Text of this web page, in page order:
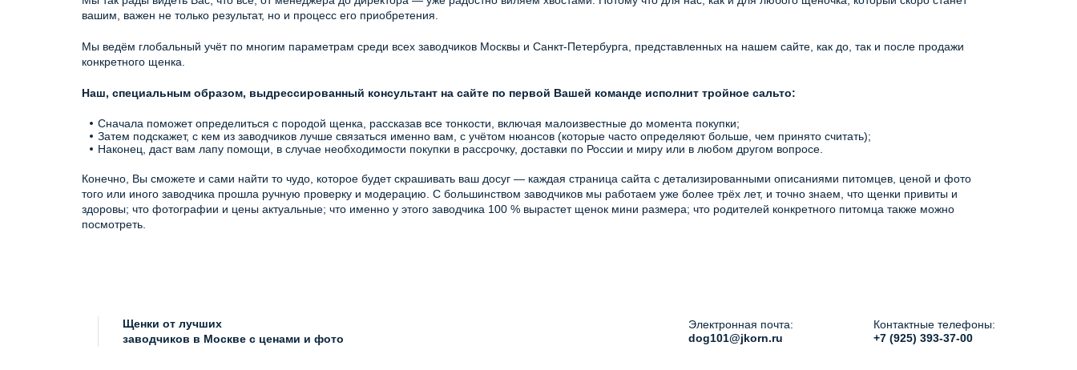
вашим, важен не только результат, но и процесс его приобретения.
Мы ведём глобальный учёт по многим параметрам среди всех заводчиков Москвы и Санкт-Петербурга, представленных на нашем сайте, как до, так и после продажи
конкретного щенка.
Наш, специальным образом, выдрессированный консультант на сайте по первой Вашей команде исполнит тройное сальто:
Сначала поможет определиться с породой щенка, рассказав все тонкости, включая малоизвестные до момента покупки;
Затем подскажет, с кем из заводчиков лучше связаться именно вам, с учётом нюансов (которые часто определяют больше, чем принято считать);
Наконец, даст вам лапу помощи, в случае необходимости покупки в рассрочку, доставки по России и миру или в любом другом вопросе.
Конечно, Вы сможете и сами найти то чудо, которое будет скрашивать ваш досуг — каждая страница сайта с детализированными описаниями питомцев, ценой и фото
того или иного заводчика прошла ручную проверку и модерацию. С большинством заводчиков мы работаем уже более трёх лет, и точно знаем, что щенки привиты и
здоровы; что фотографии и цены актуальные; что именно у этого заводчика 100 % вырастет щенок мини размера; что родителей конкретного питомца также можно
посмотреть.
Щенки от лучших
заводчиков в Москве с ценами и фото
Электронная почта:
dog101@jkorn.ru
Контактные телефоны:
+7 (925) 393-37-00